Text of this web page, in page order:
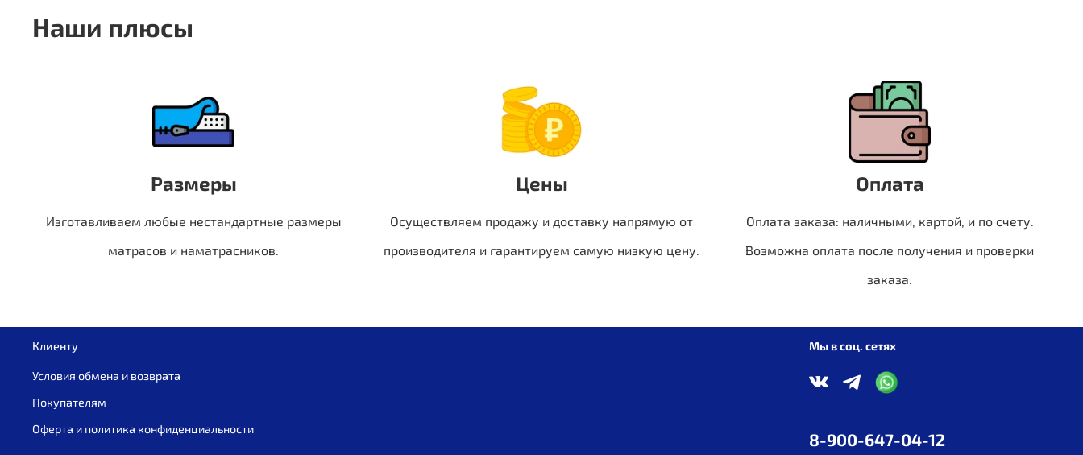
Наши плюсы
Размеры
Изготавливаем любые нестандартные размеры
матрасов и наматрасников.
Цены
Осуществляем продажу и доставку напрямую от
производителя и гарантируем самую низкую цену.
Оплата
Оплата заказа: наличными, картой, и по счету.
Возможна оплата после получения и проверки
заказа.
Клиенту
Условия обмена и возврата
Покупателям
Оферта и политика конфиденциальности
Мы в соц. сетях
8-900-647-04-12